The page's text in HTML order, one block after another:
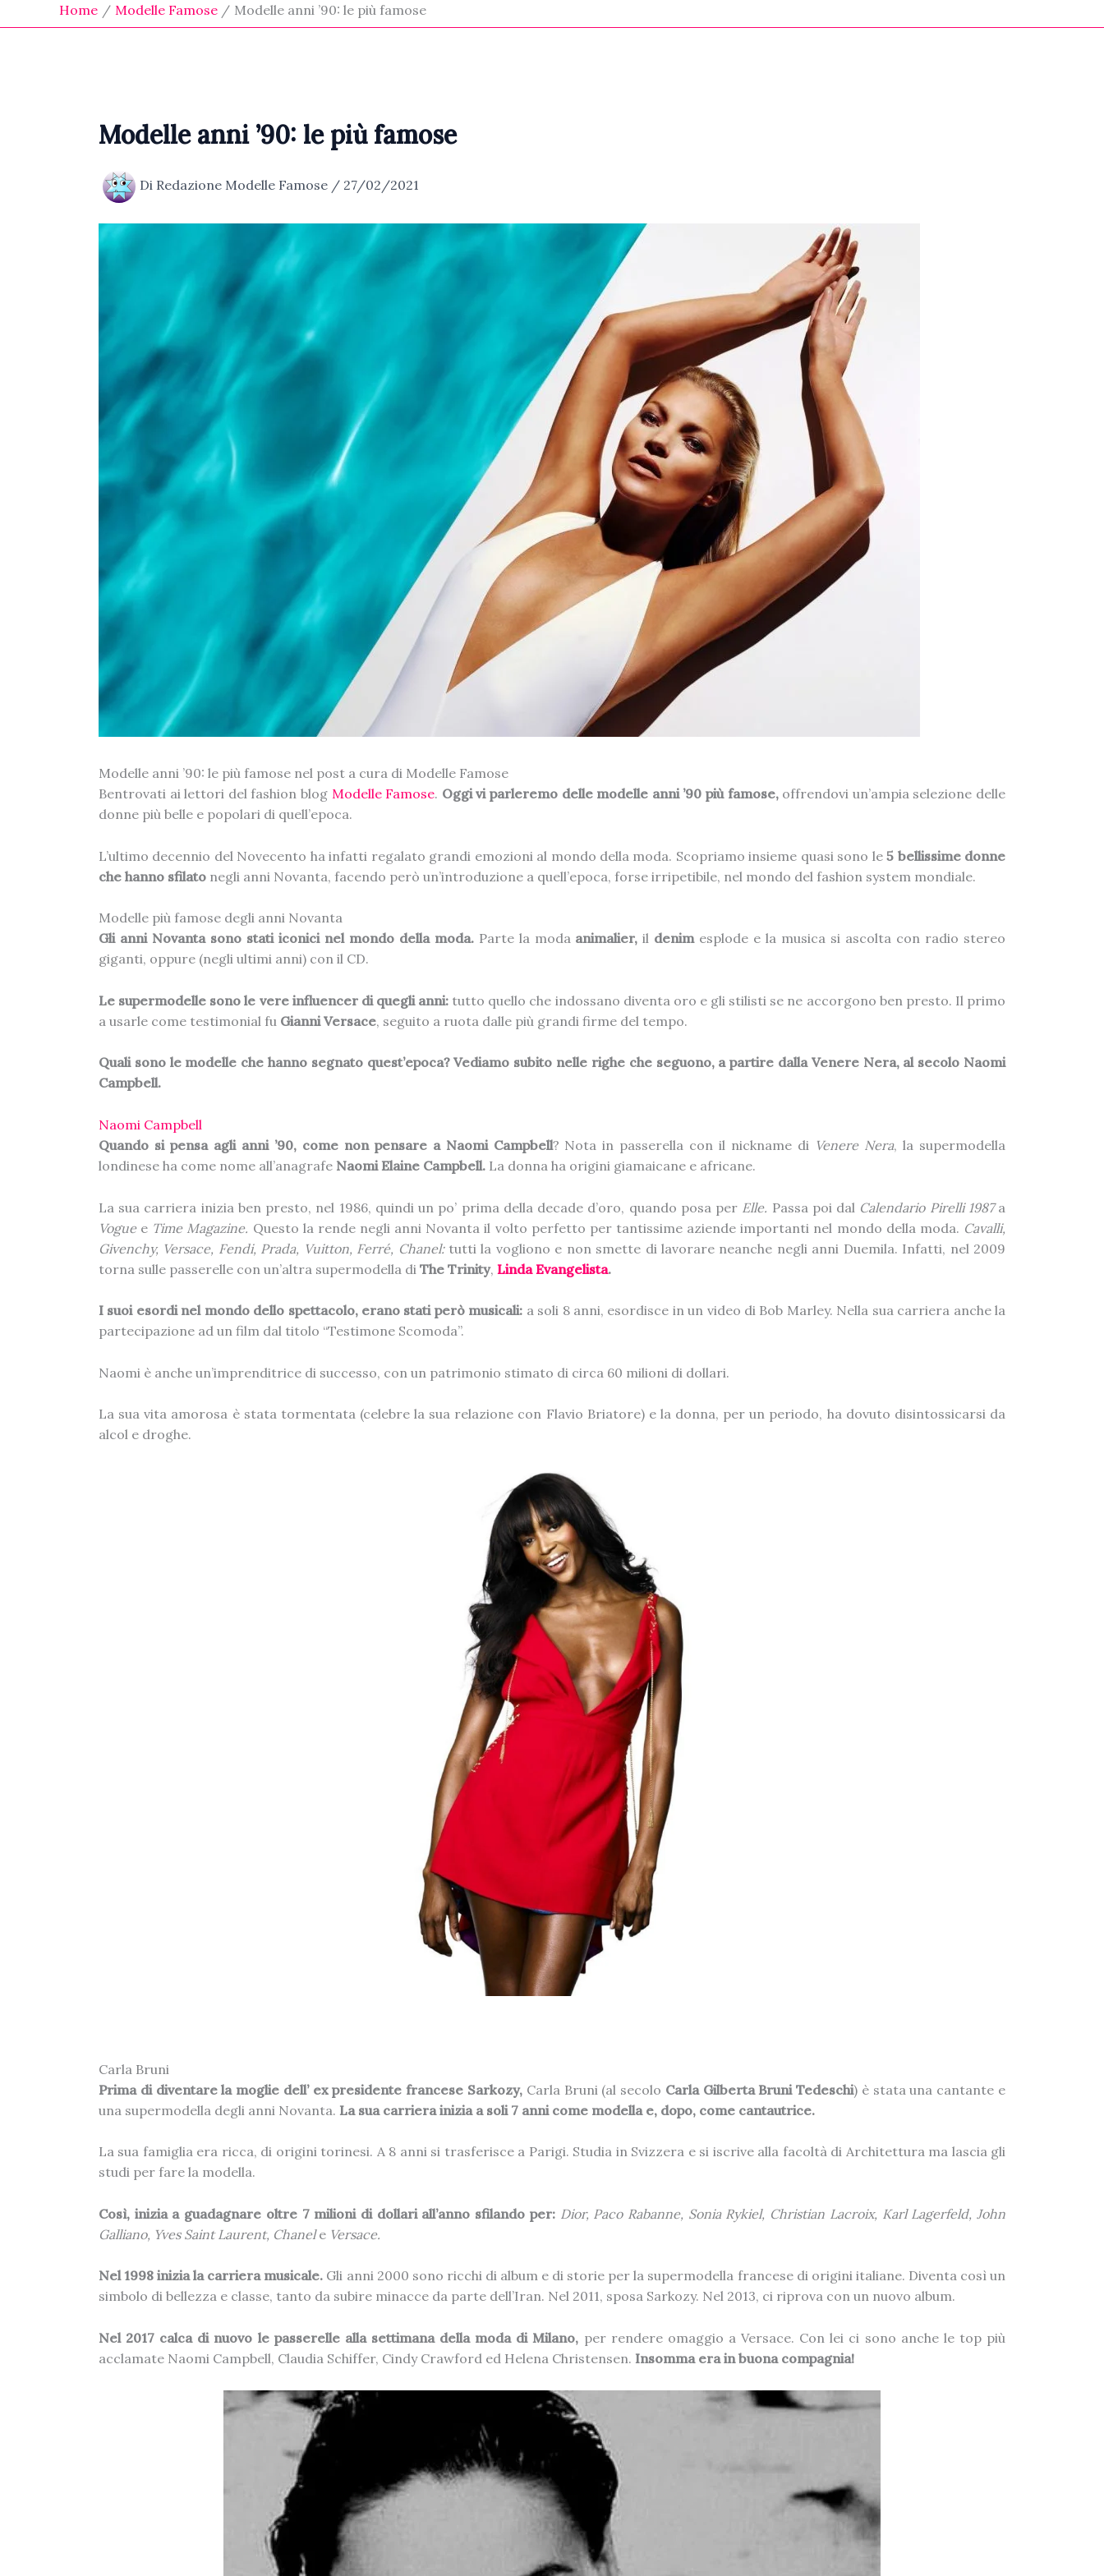
Home Modelle Famose Modelle anni ’90: le più famose
Modelle anni ’90: le più famose
Di Redazione Modelle Famose / 27/02/2021
Modelle anni ’90: le più famose nel post a cura di Modelle Famose
Bentrovati ai lettori del fashion blog Modelle Famose. Oggi vi parleremo delle modelle anni ’90 più famose, offrendovi un’ampia selezione delle
donne più belle e popolari di quell’epoca.
L’ultimo decennio del Novecento ha infatti regalato grandi emozioni al mondo della moda. Scopriamo insieme quasi sono le5 bellissime donne
che hanno sfilato negli anni Novanta, facendo però un’introduzione a quell’epoca, forse irripetibile, nel mondo del fashion system mondiale.
Modelle più famose degli anni Novanta
Gli anni Novanta sono stati iconici nel mondo della moda.Parte la moda animalier,il denim esplode e la musica si ascolta con radio stereo
giganti, oppure (negli ultimi anni) con il CD.
Le supermodelle sono le vere influencer di quegli anni: tutto quello che indossano diventa oro e gli stilisti se ne accorgono ben presto. Il primo
a usarle come testimonial fu Gianni Versace, seguito a ruota dalle più grandi firme del tempo.
Quali sono le modelle che hanno segnato quest’epoca? Vediamo subito nelle righe che seguono, a partire dalla Venere Nera, al secolo Naomi
Campbell.
Naomi Campbell
Quando si pensa agli anni ’90, come non pensare a Naomi Campbell? Nota in passerella con il nickname di Venere Nera, la supermodella
londinese ha come nome all’anagrafe Naomi Elaine Campbell. La donna ha origini giamaicane e africane.
La sua carriera inizia ben presto, nel 1986, quindi un po’ prima della decade d’oro, quando posa per Elle. Passa poi dal Calendario Pirelli 1987a
Vogue e Time Magazine. Questo la rende negli anni Novanta il volto perfetto per tantissime aziende importanti nel mondo della moda. Cavalli,
Givenchy, Versace, Fendi, Prada, Vuitton, Ferré, Chanel: tutti la vogliono e non smette di lavorare neanche negli anni Duemila. Infatti, nel 2009
torna sulle passerelle con un’altra supermodella di The Trinity, Linda Evangelista.
I suoi esordi nel mondo dello spettacolo, erano stati però musicali: a soli 8 anni, esordisce in un video di Bob Marley. Nella sua carriera anche la
partecipazione ad un film dal titolo “Testimone Scomoda”.
Naomi è anche un’imprenditrice di successo, con un patrimonio stimato di circa 60 milioni di dollari.
La sua vita amorosa è stata tormentata (celebre la sua relazione con Flavio Briatore) e la donna, per un periodo, ha dovuto disintossicarsi da
alcol e droghe.
Carla Bruni
Prima di diventare la moglie dell’ ex presidente francese Sarkozy,Carla Bruni (al secolo Carla Gilberta Bruni Tedeschi) è stata una cantante e
una supermodella degli anni Novanta. La sua carriera inizia a soli 7 anni come modella e, dopo, come cantautrice.
La sua famiglia era ricca, di origini torinesi. A 8 anni si trasferisce a Parigi. Studia in Svizzera e si iscrive alla facoltà di Architettura ma lascia gli
studi per fare la modella.
Così, inizia a guadagnare oltre 7 milioni di dollari all’anno sfilando per: Dior, Paco Rabanne, Sonia Rykiel, Christian Lacroix, Karl Lagerfeld, John
Galliano, Yves Saint Laurent, Chanele Versace.
Nel 1998 inizia la carriera musicale. Gli anni 2000 sono ricchi di album e di storie per la supermodella francese di origini italiane. Diventa così un
simbolo di bellezza e classe, tanto da subire minacce da parte dell’Iran. Nel 2011, sposa Sarkozy. Nel 2013, ci riprova con un nuovo album.
Nel 2017 calca di nuovo le passerelle alla settimana della moda di Milano, per rendere omaggio a Versace. Con lei ci sono anche le top più
acclamate Naomi Campbell, Claudia Schiffer, Cindy Crawford ed Helena Christensen. Insomma era in buona compagnia!